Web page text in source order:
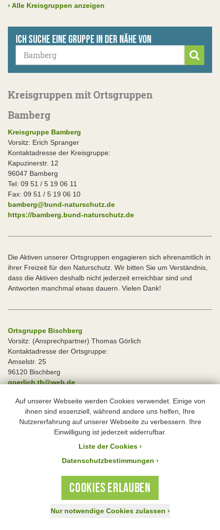
Auf unserer Webseite werden Cookies verwendet. Einige von
ihnen sind essenziell, während andere uns helfen, Ihre
Nutzererfahrung auf unserer Webseite zu verbessern. Ihre
Einwilligung ist jederzeit widerrufbar.
Liste der Cookies ›
Datenschutzbestimmungen ›
COOKIES ERLAUBEN
Nur notwendige Cookies zulassen ›
› Alle Kreisgruppen anzeigen
Ich suche eine Gruppe in der Nähe von
Kreisgruppen mit Ortsgruppen
Bamberg
Kreisgruppe Bamberg
Vorsitz: Erich Spranger
Kontaktadresse der Kreisgruppe:
Kapuzinerstr. 12
96047 Bamberg
Tel: 09 51 / 5 19 06 11
Fax: 09 51 / 5 19 06 10
bamberg@bund-naturschutz.de
https://bamberg.bund-naturschutz.de
Die Aktiven unserer Ortsgruppen engagieren sich ehrenamtlich in
ihrer Freizeit für den Naturschutz. Wir bitten Sie um Verständnis,
dass die Aktiven deshalb nicht jederzeit erreichbar sind und
Antworten manchmal etwas dauern. Vielen Dank!
Ortsgruppe Bischberg
Vorsitz: (Ansprechpartner) Thomas Görlich
Kontaktadresse der Ortsgruppe:
Amselstr. 25
96120 Bischberg
goerlich.th@web.de
Ortsgruppe Hallstadt
Vorsitz: Eckehard Keller
Kontaktadresse der Ortsgruppe:
Tel: 09 51 / 7 40 59
Vorsitz: Sebastian Frank
Kontaktadresse der Ortsgruppe: